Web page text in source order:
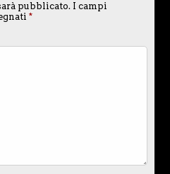
pubblicato. I campi
*